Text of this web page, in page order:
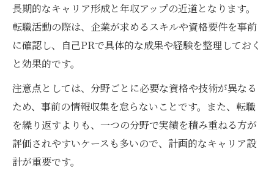
長期的なキャリア形成と年収アップの近道となります。
転職活動の際は、企業が求めるスキルや資格要件を事前
に確認し、自己PRで具体的な成果や経験を整理しておく
と効果的です。
注意点としては、分野ごとに必要な資格や技術が異なる
ため、事前の情報収集を怠らないことです。また、転職
を繰り返すよりも、一つの分野で実績を積み重ねる方が
評価されやすいケースも多いので、計画的なキャリア設
計が重要です。